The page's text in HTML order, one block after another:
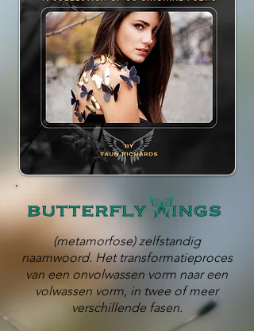
(metamorfose) zelfstandig
naamwoord. Het transformatieproces
van een onvolwassen vorm naar een
volwassen vorm, in twee of meer
verschillende fasen.